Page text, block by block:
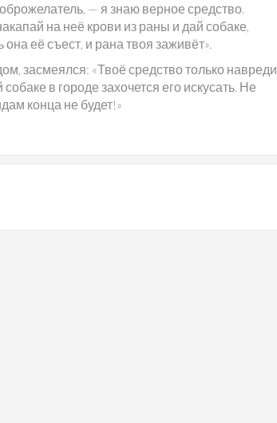
— я знаю верное средство.
на неё крови из раны и дай собаке,
она её съест, и рана твоя заживёт».
засмеялся: «Твоё средство только
в городе захочется его искусать. Не
конца не будет!»